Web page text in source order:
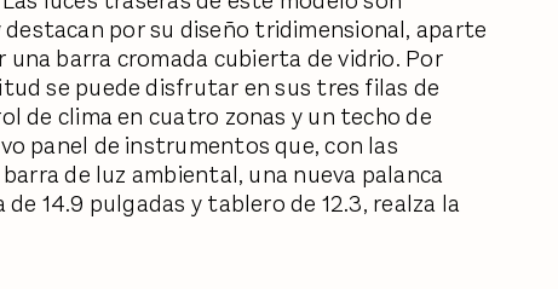
por su diseño tridimensional, aparte
barra cromada cubierta de vidrio. Por
se puede disfrutar en sus tres filas de
de clima en cuatro zonas y un techo de
panel de instrumentos que, con las
de luz ambiental, una nueva palanca
14.9 pulgadas y tablero de 12.3, realza la